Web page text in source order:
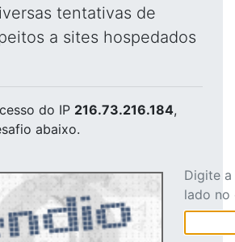
tentativas de
a sites hospedados
do IP 216.73.216.184,
abaixo.
Digite
lado no